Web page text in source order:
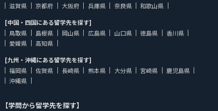
滋賀県
京都府 大阪府 兵庫県 奈良県
和歌山県
[中国・四国にある留学先を探す]
鳥取県
島根県 岡山県 広島県 山口県 徳島県
香川県
愛媛県
高知県
[九州・沖縄にある留学先を探す]
福岡県
佐賀県 長崎県 熊本県 大分県 宮崎県
鹿児島県
沖縄県
【学問から留学先を探す】